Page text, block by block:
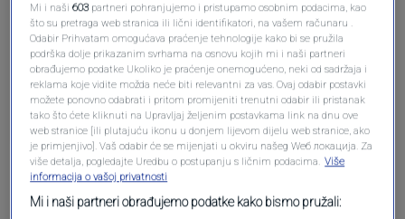
Pre 4 meseci
Mirsad
Zar im je to jos trebalo...
Odgovori
Mi i naši603 partneri pohranjujemo i pristupamo osobnim podacima, kao
što su pretraga web stranica ili lični identifikatori, na vašem računaru .
Odabir Prihvatam omogućava praćenje tehnologije kako bi se pružila
podrška dolje prikazanim svrhama na osnovu kojih mi i naši partneri
obrađujemo podatke Ukoliko je praćenje onemogućeno, neki od sadržaja i
reklama koje vidite možda neće biti relevantni za vas. Ovaj odabir postavki
možete ponovno odabrati i pritom promijeniti trenutni odabir ili pristanak
tako što ćete kliknuti na Upravljaj željenim postavkama link na dnu ove
web stranice [ili plutajuću ikonu u donjem lijevom dijelu web stranice, ako
je primjenjivo]. Vaš odabir će se mijenjati u okviru našeg Wеб локација. Za
više detalja, pogledajte Uredbu o postupanju s ličnim podacima. Više
informacija o vašoj privatnosti
Mi i naši partneri obrađujemo podatke kako bismo pružali: